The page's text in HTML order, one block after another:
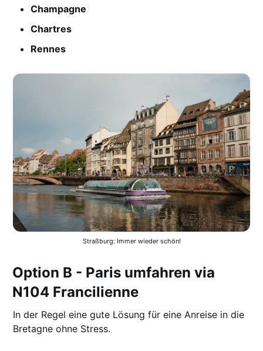
Champagne
Chartres
Rennes
Straßburg: Immer wieder schön!
Option B - Paris umfahren via
N104 Francilienne
In der Regel eine gute Lösung für eine Anreise in die
Bretagne ohne Stress.